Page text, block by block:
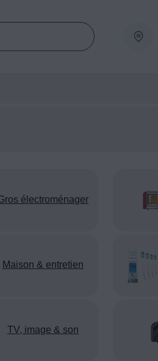
électroménager
Maison & entretien
TV, image & son